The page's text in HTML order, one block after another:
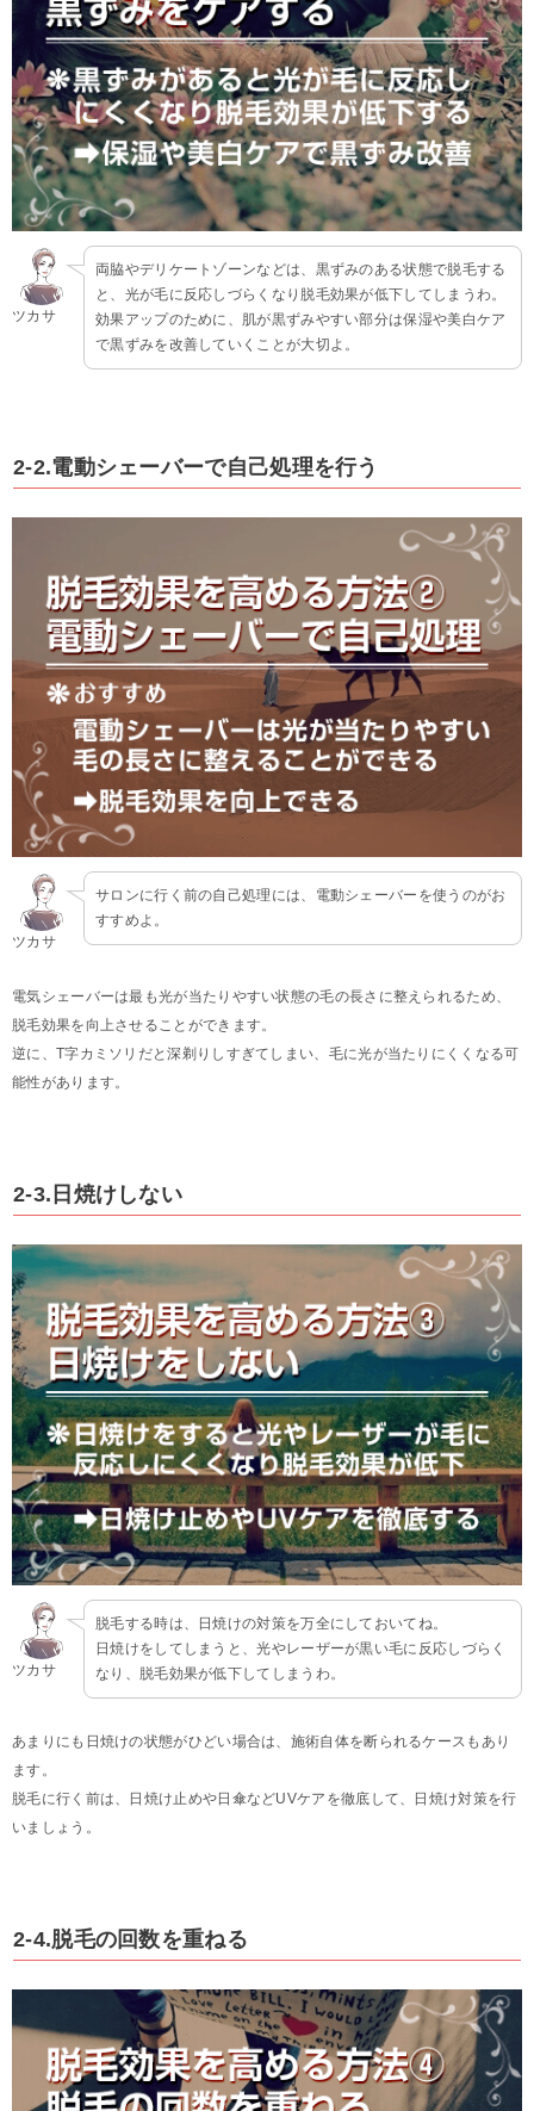
ツカサ
両脇やデリケートゾーンなどは、黒ずみのある状態で脱毛する
と、光が毛に反応しづらくなり脱毛効果が低下してしまうわ。
効果アップのために、肌が黒ずみやすい部分は保湿や美白ケア
で黒ずみを改善していくことが大切よ。
2-2.電動シェーバーで自己処理を行う
ツカサ
サロンに行く前の自己処理には、電動シェーバーを使うのがお
すすめよ。
電気シェーバーは最も光が当たりやすい状態の毛の長さに整えられるため、
脱毛効果を向上させることができます。
逆に、T字カミソリだと深剃りしすぎてしまい、毛に光が当たりにくくなる可
能性があります。
2-3.日焼けしない
ツカサ
脱毛する時は、日焼けの対策を万全にしておいてね。
日焼けをしてしまうと、光やレーザーが黒い毛に反応しづらく
なり、脱毛効果が低下してしまうわ。
あまりにも日焼けの状態がひどい場合は、施術自体を断られるケースもあり
ます。
脱毛に行く前は、日焼け止めや日傘などUVケアを徹底して、日焼け対策を行
いましょう。
2-4.脱毛の回数を重ねる